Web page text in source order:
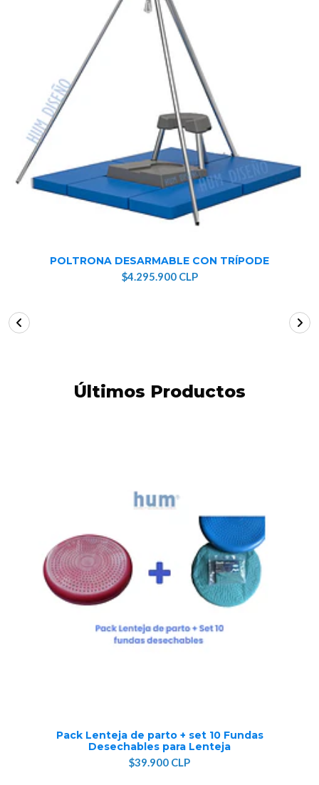
POLTRONA DESARMABLE CON TRÍPODE
$4.295.900 CLP
Últimos Productos
Pack Lenteja de parto + set 10 Fundas
Desechables para Lenteja
$39.900 CLP